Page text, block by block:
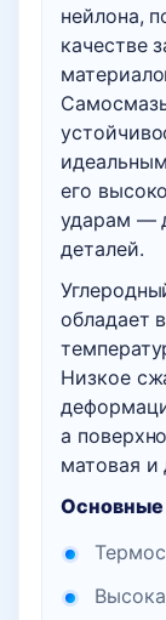
нейлона,
качестве
его
ударам —
деталей.
обладает
Низкое
а
матовая и
Основные